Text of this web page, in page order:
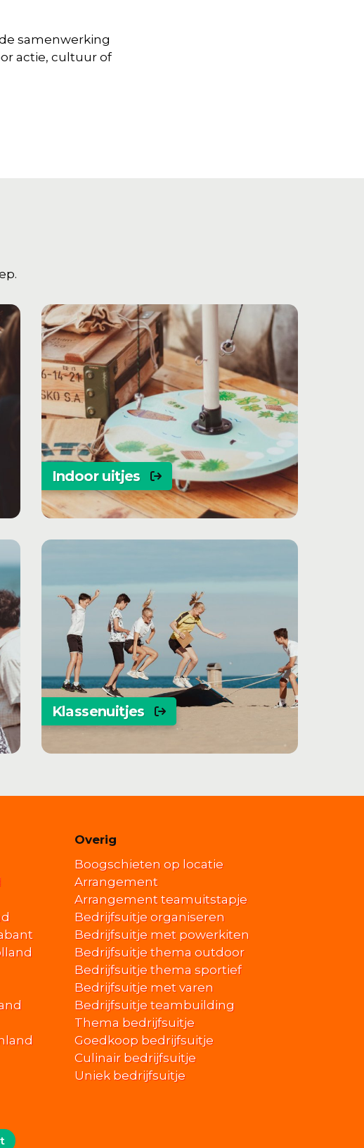
samenwerking
actie, cultuur of
Indoor uitjes
Klassenuitjes
Overig
Boogschieten op locatie
Arrangement
Arrangement teamuitstapje
Bedrijfsuitje organiseren
Bedrijfsuitje met powerkiten
Bedrijfsuitje thema outdoor
Bedrijfsuitje thema sportief
Bedrijfsuitje met varen
Bedrijfsuitje teambuilding
Thema bedrijfsuitje
Goedkoop bedrijfsuitje
Culinair bedrijfsuitje
Uniek bedrijfsuitje